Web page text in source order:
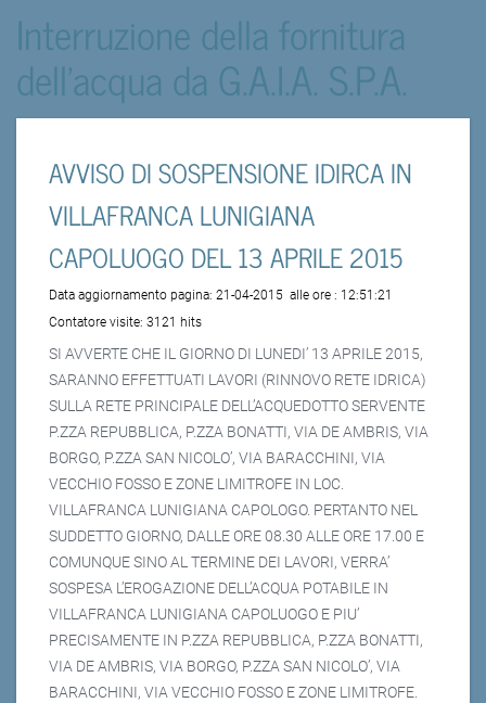
Interruzione della fornitura
dell'acqua da G.A.I.A. S.P.A.
AVVISO DI SOSPENSIONE IDIRCA IN
VILLAFRANCA LUNIGIANA
CAPOLUOGO DEL 13 APRILE 2015
Data aggiornamento pagina: 21-04-2015 alle ore : 12:51:21
Contatore visite: 3121 hits
SI AVVERTE CHE IL GIORNO DI LUNEDI’ 13 APRILE 2015,
SARANNO EFFETTUATI LAVORI (RINNOVO RETE IDRICA)
SULLA RETE PRINCIPALE DELL’ACQUEDOTTO SERVENTE
P.ZZA REPUBBLICA, P.ZZA BONATTI, VIA DE AMBRIS, VIA
BORGO, P.ZZA SAN NICOLO’, VIA BARACCHINI, VIA
VECCHIO FOSSO E ZONE LIMITROFE IN LOC.
VILLAFRANCA LUNIGIANA CAPOLOGO. PERTANTO NEL
SUDDETTO GIORNO, DALLE ORE 08.30 ALLE ORE 17.00 E
COMUNQUE SINO AL TERMINE DEI LAVORI, VERRA’
SOSPESA L’EROGAZIONE DELL’ACQUA POTABILE IN
VILLAFRANCA LUNIGIANA CAPOLUOGO E PIU’
PRECISAMENTE IN P.ZZA REPUBBLICA, P.ZZA BONATTI,
VIA DE AMBRIS, VIA BORGO, P.ZZA SAN NICOLO’, VIA
BARACCHINI, VIA VECCHIO FOSSO E ZONE LIMITROFE.